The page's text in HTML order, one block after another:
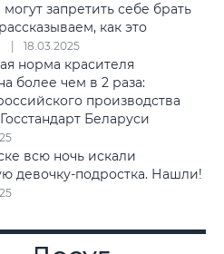
запретить себе брать
как это
18.03.2025
норма красителя
более чем в 2 раза:
производства
Беларуси
всю ночь искали
девочку-подростка. Нашли!